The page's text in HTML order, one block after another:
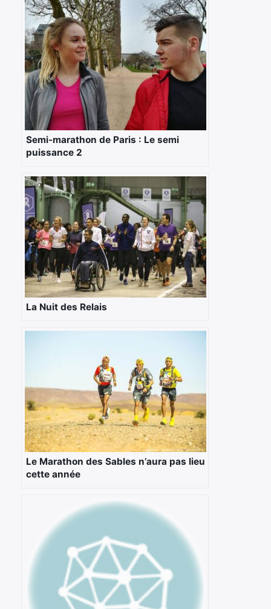
Semi-marathon de Paris : Le semi
puissance 2
La Nuit des Relais
Le Marathon des Sables n’aura pas lieu
cette année